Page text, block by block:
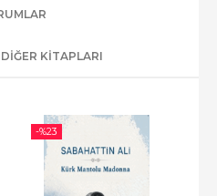
KITAPLARI
-%23